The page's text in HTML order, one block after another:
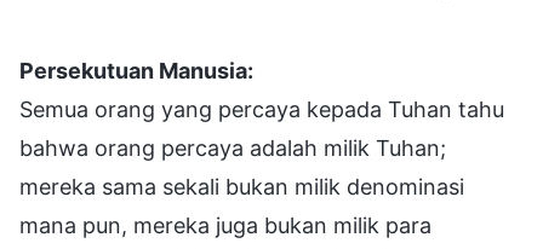
Persekutuan Manusia:
Semua orang yang percaya kepada Tuhan tahu
bahwa orang percaya adalah milik Tuhan;
mereka sama sekali bukan milik denominasi
mana pun, mereka juga bukan milik para